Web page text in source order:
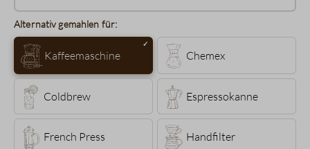
Alternativ gemahlen für:
Kaffeemaschine Chemex
Coldbrew Espressokanne
French Press Handfilter